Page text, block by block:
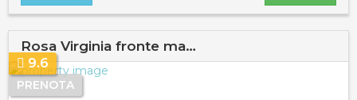
Rosa Virginia fronte ma…
PRENOTA
9.6